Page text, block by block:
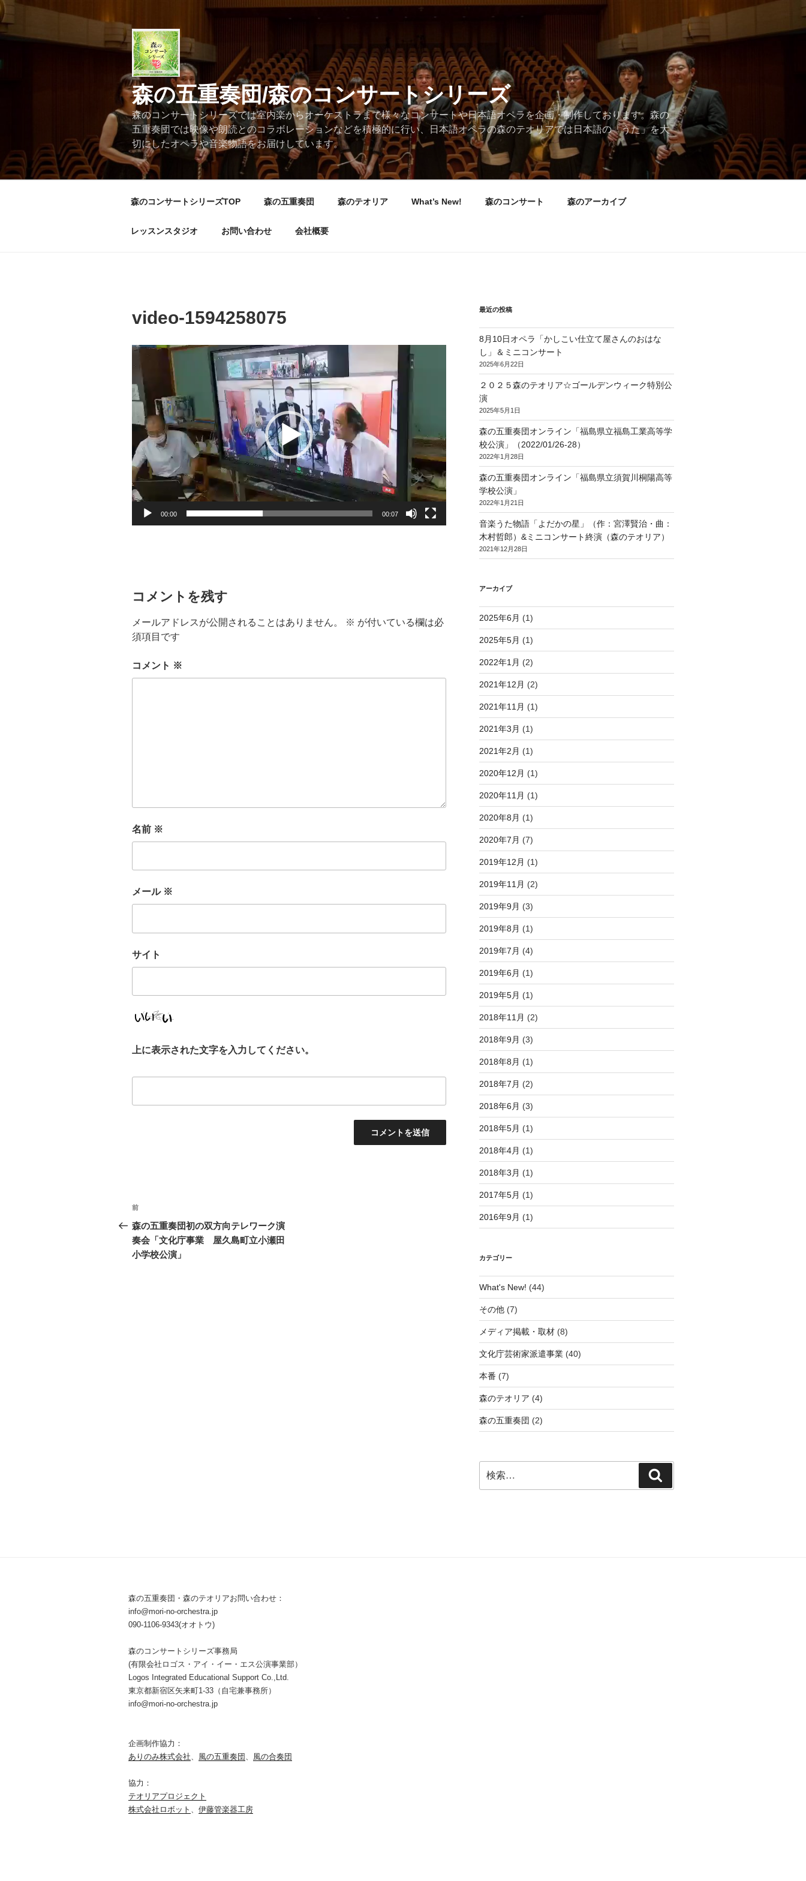
コ
ン
テ
森の五重奏団/森のコンサートシリーズ
森のコンサートシリーズでは室内楽からオーケストラまで様々なコンサートや日本語オペラを企画・制作しております。森の
五重奏団では映像や朗読とのコラボレーションなどを積極的に行い、日本語オペラの森のテオリアでは日本語の「うた」を大
切にしたオペラや音楽物語をお届けしています。
森のコンサートシリーズTOP 森の五重奏団 森のテオリア What’s New! 森のコンサート 森のアーカイブ
レッスンスタジオ お問い合わせ 会社概要
video-1594258075
動
画
レ
ヤ
00:00 00:07
コメントを残す
メールアドレスが公開されることはありません。 ※ が付いている欄は必
須項目です
コメント ※
名前 ※
メール ※
サイト
上に表示された文字を入力してください。
投
稿
ナ
前
の
投
稿
前
森の五重奏団初の双方向テレワーク演
奏会「文化庁事業 屋久島町立小瀬田
小学校公演」
最近の投稿
8月10日オペラ「かしこい仕立て屋さんのおはな
し」＆ミニコンサート
2025年6月22日
２０２５森のテオリア☆ゴールデンウィーク特別公
演
2025年5月1日
森の五重奏団オンライン「福島県立福島工業高等学
校公演」（2022/01/26-28）
2022年1月28日
森の五重奏団オンライン「福島県立須賀川桐陽高等
学校公演」
2022年1月21日
音楽うた物語「よだかの星」（作：宮澤賢治・曲：
木村哲郎）&ミニコンサート終演（森のテオリア）
2021年12月28日
アーカイブ
2025年6月 (1)
2025年5月 (1)
2022年1月 (2)
2021年12月 (2)
2021年11月 (1)
2021年3月 (1)
2021年2月 (1)
2020年12月 (1)
2020年11月 (1)
2020年8月 (1)
2020年7月 (7)
2019年12月 (1)
2019年11月 (2)
2019年9月 (3)
2019年8月 (1)
2019年7月 (4)
2019年6月 (1)
2019年5月 (1)
2018年11月 (2)
2018年9月 (3)
2018年8月 (1)
2018年7月 (2)
2018年6月 (3)
2018年5月 (1)
2018年4月 (1)
2018年3月 (1)
2017年5月 (1)
2016年9月 (1)
カテゴリー
What's New! (44)
その他(7)
メディア掲載・取材(8)
文化庁芸術家派遣事業(40)
本番 (7)
森のテオリア (4)
森の五重奏団 (2)
索:
索
森の五重奏団・森のテオリアお問い合わせ：
info@mori-no-orchestra.jp
090-1106-9343(オオトウ)
森のコンサートシリーズ事務局
(有限会社ロゴス・アイ・イー・エス公演事業部）
Logos Integrated Educational Support Co.,Ltd.
東京都新宿区矢来町1-33（自宅兼事務所）
info@mori-no-orchestra.jp
企画制作協力：
ありのみ株式会社、 風の五重奏団 、 風の合奏団
協力：
テオリアプロジェクト
株式会社ロボット 、 伊藤管楽器工房